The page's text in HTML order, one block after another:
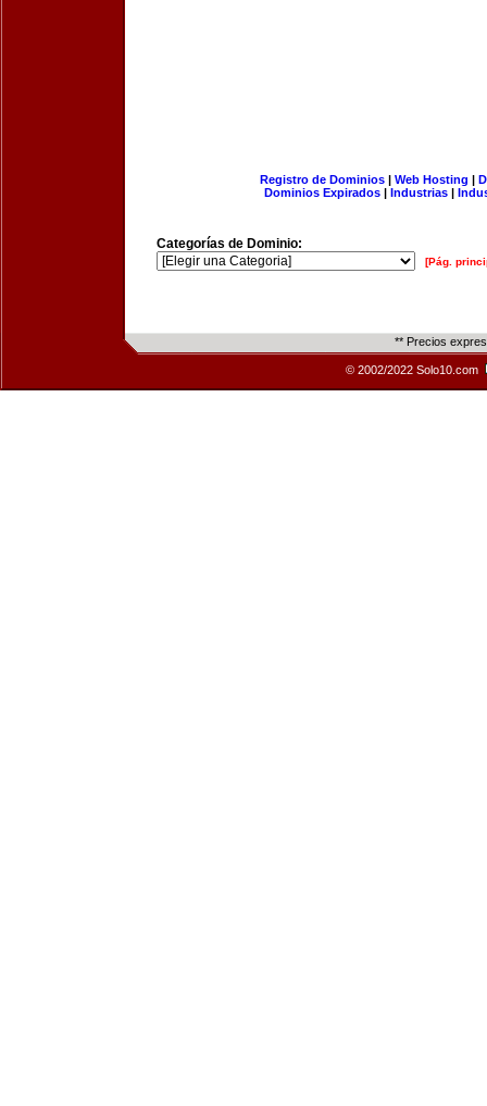
Registro de Dominios| Web Hosting |
Dominios Expirados | Industrias |
Categorías de Dominio:
[Pág.
** Precios
© 2002/2022 Solo10.com